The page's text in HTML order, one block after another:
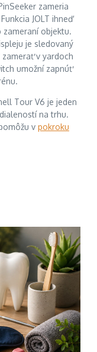
zameria
JOLT ihneď
zameraní objektu.
je sledovaný
v yardoch
umožní zapnúť
Tour V6 je jeden
na trhu.
v pokroku